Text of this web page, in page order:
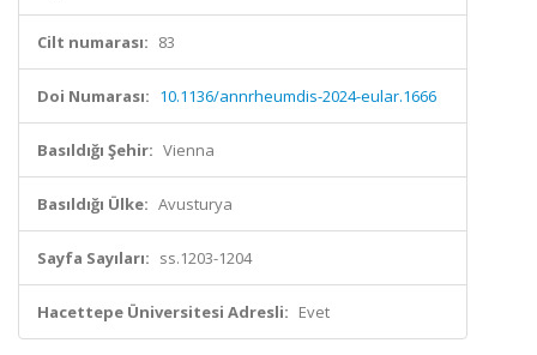
Cilt numarası: 83
Doi Numarası: 10.1136/annrheumdis-2024-eular.1666
Basıldığı Şehir: Vienna
Basıldığı Ülke: Avusturya
Sayfa Sayıları: ss.1203-1204
Hacettepe Üniversitesi Adresli: Evet